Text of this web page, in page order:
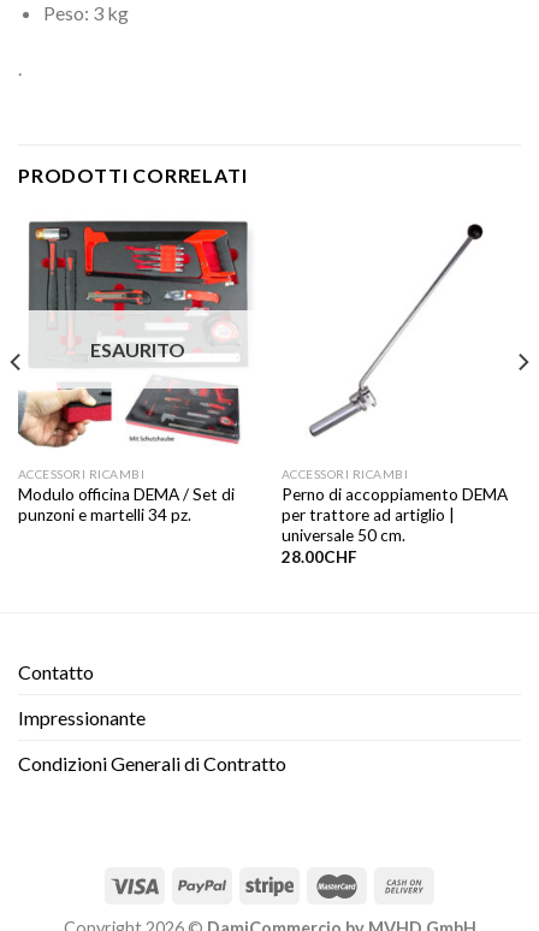
Peso: 3 kg
.
PRODOTTI CORRELATI
ESAURITO
ACCESSORI RICAMBI
Modulo officina DEMA / Set di
punzoni e martelli 34 pz.
ACCESSORI RICAMBI
Perno di accoppiamento DEMA
per trattore ad artiglio |
universale 50 cm.
28.00CHF
Contatto​
Impressionante
Condizioni Generali di Contratto